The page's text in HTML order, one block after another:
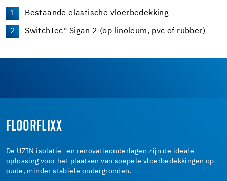
Bestaande elastische vloerbedekking
SwitchTec° Sigan 2 (op linoleum, pvc of rubber)
FLOORFLIXX
De UZIN isolatie- en renovatieonderlagen zijn de ideale
oplossing voor het plaatsen van soepele vloerbedekkingen op
oude, minder stabiele ondergronden.